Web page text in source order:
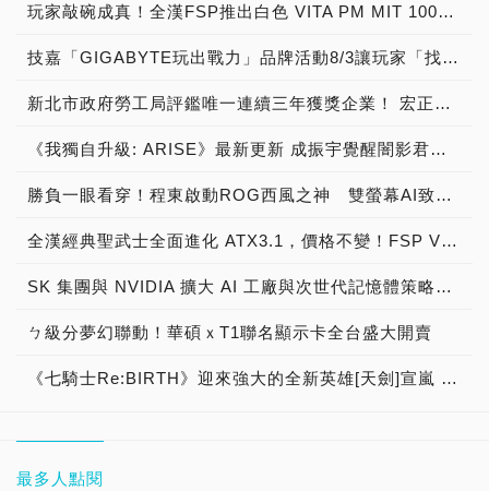
玩家敲碗成真！全漢FSP推出白色 VITA PM MIT 1000W 靜音電源純白上市！ MIT 白金電源首度披上純白戰袍，支援 ATX 3.1、PCIe 5.1，10年保固！
技嘉「GIGABYTE玩出戰力」品牌活動8/3讓玩家「找到專屬配備」
新北市政府勞工局評鑑唯一連續三年獲獎企業！ 宏正三度榮膺新北市政府<友善移工企業>殊榮
《我獨自升級: ARISE》最新更新 成振宇覺醒闇影君主繼承者
勝負一眼看穿！程東啟動ROG西風之神 雙螢幕AI致勝全局
全漢經典聖武士全面進化 ATX3.1，價格不變！FSP VIC BD+ 電競入門最強銅牌電源！ ATX 3.1、全新壓紋線材、登錄享 5 年保固，打造新世代入門電競首選
SK 集團與 NVIDIA 擴大 AI 工廠與次世代記憶體策略合作 規模逾 5,000 億美元的 NVIDIA-SK AI 計畫（NVIDIA-SK AI Initiative）， 涵蓋 SK Telecom 最高達 2GW 的 AI 工廠，以及與 SK 海力士的長期 AI 記憶體合作
ㄅ級分夢幻聯動！華碩ｘT1聯名顯示卡全台盛大開賣
《七騎士Re:BIRTH》迎來強大的全新英雄[天劍]宣嵐 同步推出韓國主題劇情
最多人點閱